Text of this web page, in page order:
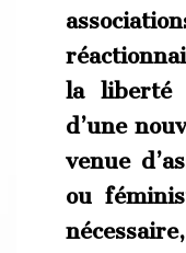
la liberté
d’une
venue
ou